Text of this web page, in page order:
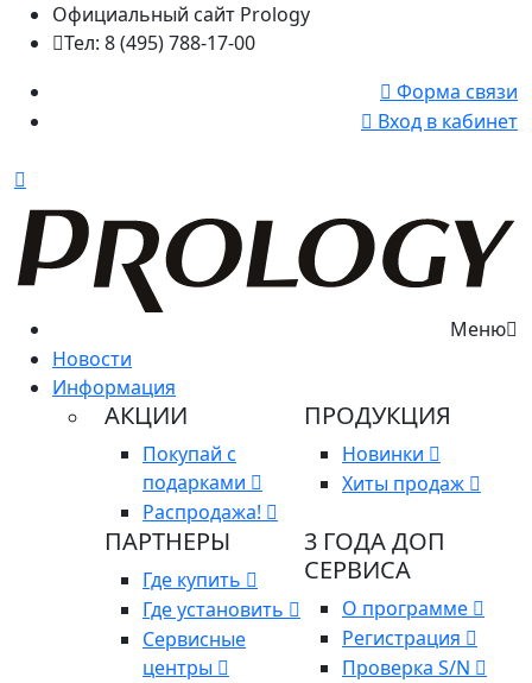
Официальный сайт Prology
Тел: 8 (495) 788-17-00
Форма связи
Вход в кабинет
Меню
Новости
Информация
АКЦИИ
Покупай с
подарками
Распродажа!
ПРОДУКЦИЯ
Новинки
Хиты продаж
ПАРТНЕРЫ
Где купить
Где установить
Сервисные
центры
3 ГОДА ДОП
СЕРВИСА
О программе
Регистрация
Проверка S/N